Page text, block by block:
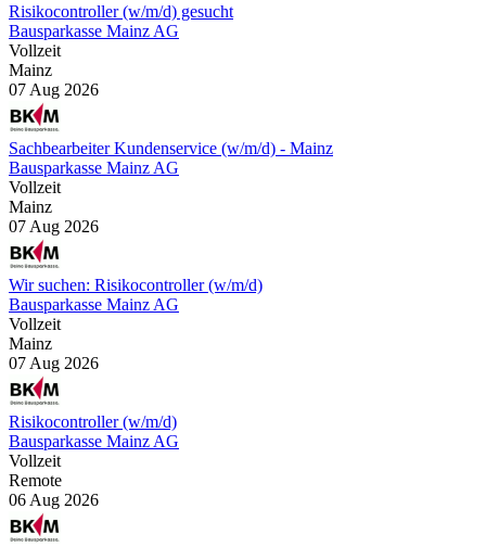
Risikocontroller (w/m/d) gesucht
Bausparkasse Mainz AG
Vollzeit
Mainz
07 Aug 2026
Sachbearbeiter Kundenservice (w/m/d) - Mainz
Bausparkasse Mainz AG
Vollzeit
Mainz
07 Aug 2026
Wir suchen: Risikocontroller (w/m/d)
Bausparkasse Mainz AG
Vollzeit
Mainz
07 Aug 2026
Risikocontroller (w/m/d)
Bausparkasse Mainz AG
Vollzeit
Remote
06 Aug 2026